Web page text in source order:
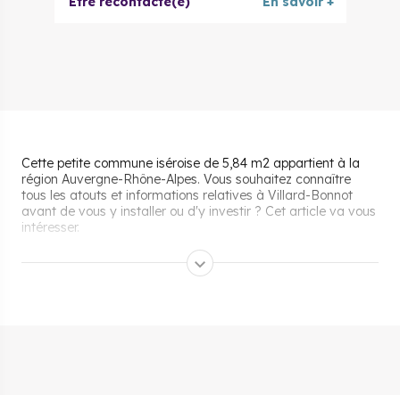
Cette petite commune iséroise de 5,84 m2 appartient à la
région Auvergne-Rhône-Alpes. Vous souhaitez connaître
tous les atouts et informations relatives à Villard-Bonnot
avant de vous y installer ou d'y investir ? Cet article va vous
intéresser.
Pourquoi s’installer et vivre